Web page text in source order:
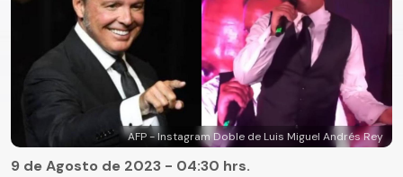
AFP - Instagram Doble de Luis Miguel Andrés Rey
9 de Agosto de 2023 - 04:30 hrs.